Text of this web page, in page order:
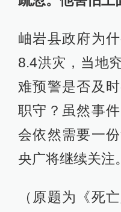
岫岩县政府为
8.4洪灾，当地
难预警是否及
职守？虽然事
会依然需要一
央广将继续关注。
（原题为《死